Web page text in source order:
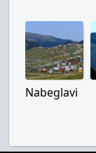
Nabeglavi